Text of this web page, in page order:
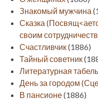
Знакомый мужчина
Сказка
своим
Счастливчик(1886)
Тайный советник
Литературная
День за городом
В пансионе(1886)